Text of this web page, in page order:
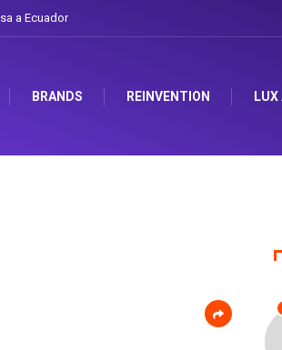
a Ecuador
BRANDS REINVENTION LUX